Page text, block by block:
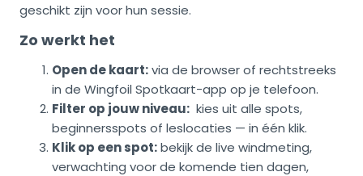
geschikt zijn voor hun sessie.
Zo werkt het
Open de kaart:via de browser of rechtstreeks
in de Wingfoil Spotkaart-app op je telefoon.
Filter op jouw niveau: kies uit alle spots,
beginnersspots of leslocaties — in één klik.
Klik op een spot:bekijk de live windmeting,
verwachting voor de komende tien dagen,